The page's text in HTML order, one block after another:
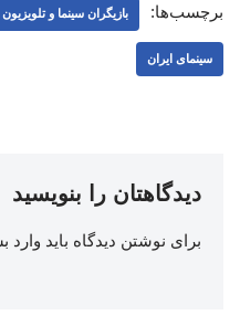
برچسب‌ها: بازیگران سینما و تلویزیون
سینمای ایران
دیدگاهتان را بنویسید
برای نوشتن دیدگاه باید وارد